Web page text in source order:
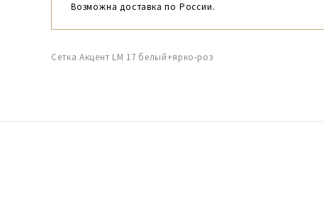
Возможна доставка по России.
Сетка Акцент LM 17 белый+ярко-роз